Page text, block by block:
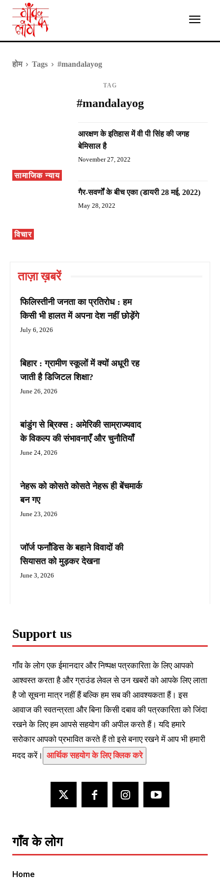
होम Tags #mandalayog
TAG
#mandalayog
सामाजिक न्याय
आरक्षण के इतिहास में वी पी सिंह की जगह
बेमिसाल है
November 27, 2022
विचार
गैर-सवर्णों के बीच एका (डायरी 28 मई, 2022)
May 28, 2022
ताज़ा ख़बरें
फिलिस्तीनी जनता का प्रतिरोध : हम
किसी भी हालत में अपना देश नहीं छोड़ेंगे
July 6, 2026
बिहार : ग्रामीण स्कूलों में क्यों अधूरी रह
जाती है डिजिटल शिक्षा?
June 26, 2026
बांडुंग से ब्रिक्स : अमेरिकी साम्राज्यवाद
के विकल्प की संभावनाएँ और चुनौतियाँ
June 24, 2026
नेहरू को कोसते कोसते नेहरू ही बेंचमार्क
बन गए
June 23, 2026
जॉर्ज फर्नांडिस के बहाने विवादों की
सियासत को मुड़कर देखना
June 3, 2026
Support us
गाँव के लोग एक ईमानदार और निष्पक्ष पत्रकारिता के लिए आपको
आश्वस्त करता है और ग्राउंड लेवल से उन खबरों को आपके लिए लाता
है जो सूचना मात्र नहीं हैं बल्कि हम सब की आवश्यकता हैं। इस
आवाज की स्वतन्त्रता और बिना किसी दबाव की पत्रकारिता को जिंदा
रखने के लिए हम आपसे सहयोग की अपील करते हैं। यदि हमारे
सरोकार आपको प्रभावित करते हैं तो इसे बनाए रखने में आप भी हमारी
मदद करें। आर्थिक सहयोग के लिए क्लिक करे
गाँव के लोग
Home